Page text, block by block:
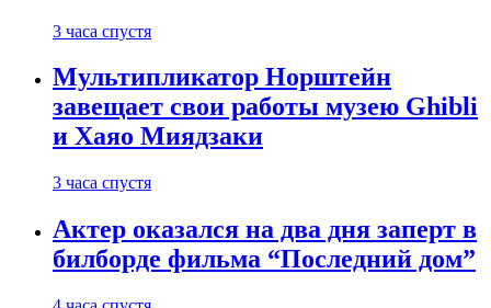
3 часа спустя
Мультипликатор Норштейн
завещает свои работы музею Ghibli
и Хаяо Миядзаки
3 часа спустя
Актер оказался на два дня заперт в
билборде фильма “Последний дом”